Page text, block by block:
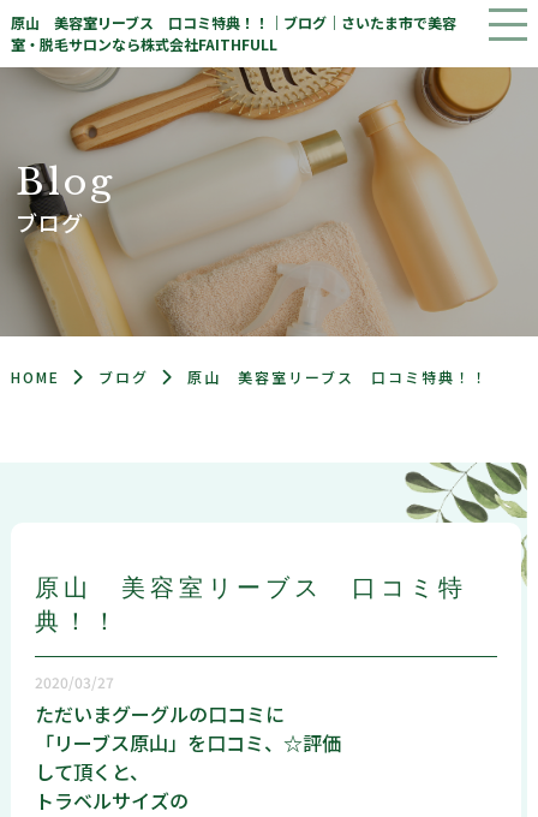
原山 美容室リーブス 口コミ特典！！｜ブログ｜さいたま市で美容
室・脱毛サロンなら株式会社FAITHFULL
Blog
ブログ
HOME ブログ 原山 美容室リーブス 口コミ特典！！
原山 美容室リーブス 口コミ特
典！！
2020/03/27
ただいまグーグルの口コミに
「リーブス原山」を口コミ、☆評価
して頂くと、
トラベルサイズの